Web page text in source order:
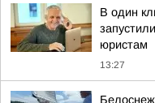
В один
юристам
13:27